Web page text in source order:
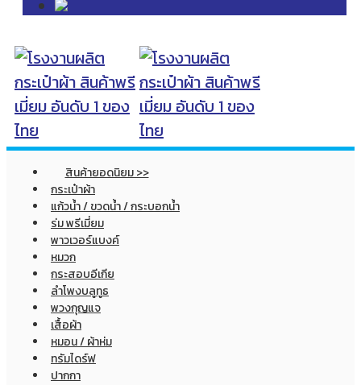
สินค้ายอดนิยม >>
กระเป๋าผ้า
แก้วน้ำ / ขวดน้ำ / กระบอกน้ำ
ร่ม พรีเมี่ยม
พาวเวอร์แบงค์
หมวก
กระสอบอีเกีย
ลำโพงบลูทูธ
พวงกุญแจ
เสื้อผ้า
หมอน / ผ้าห่ม
ทรัมไดร์ฟ
ปากกา